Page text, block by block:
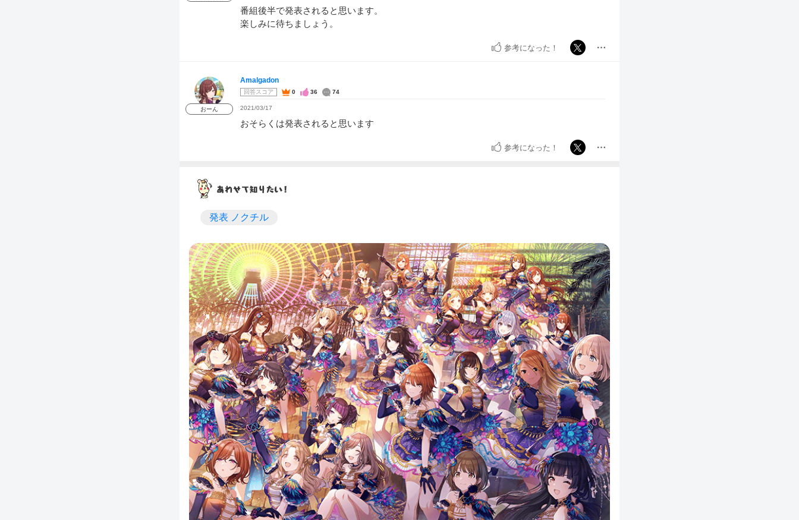
番組後半で発表されると思います。
楽しみに待ちましょう。
参考になった！
おーん
Amalgadon
回答スコア 0 36 74
2021/03/17
おそらくは発表されると思います
参考になった！
発表 ノクチル